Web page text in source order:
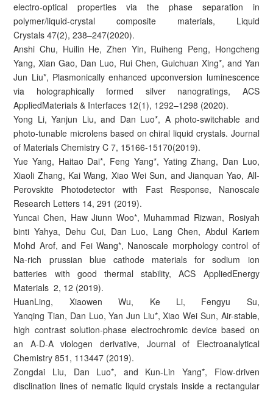
electro-optical properties via the phase separation in
polymer/liquid-crystal composite materials, Liquid
Crystals 47(2), 238–247(2020).
Anshi Chu, Huilin He, Zhen Yin, Ruiheng Peng, Hongcheng
Yang, Xian Gao, Dan Luo, Rui Chen, Guichuan Xing*, and Yan
Jun Liu*, Plasmonically enhanced upconversion luminescence
via holographically formed silver nanogratings, ACS
AppliedMaterials & Interfaces 12(1), 1292–1298 (2020).
Yong Li, Yanjun Liu, and Dan Luo*, A photo-switchable and
photo-tunable microlens based on chiral liquid crystals. Journal
of Materials Chemistry C 7, 15166-15170(2019).
Yue Yang, Haitao Dai*, Feng Yang*, Yating Zhang, Dan Luo,
Xiaoli Zhang, Kai Wang, Xiao Wei Sun, and Jianquan Yao, All-
Perovskite Photodetector with Fast Response, Nanoscale
Research Letters 14, 291 (2019).
Yuncai Chen, Haw Jiunn Woo*, Muhammad Rizwan, Rosiyah
binti Yahya, Dehu Cui, Dan Luo, Lang Chen, Abdul Kariem
Mohd Arof, and Fei Wang*, Nanoscale morphology control of
Na-rich prussian blue cathode materials for sodium ion
batteries with good thermal stability, ACS AppliedEnergy
Materials 2, 12 (2019).
HuanLing, Xiaowen Wu, Ke Li, Fengyu Su,
Yanqing Tian, Dan Luo, Yan Jun Liu*, Xiao Wei Sun, Air-stable,
high contrast solution-phase electrochromic device based on
an A-D-A viologen derivative, Journal of Electroanalytical
Chemistry 851, 113447 (2019).
Zongdai Liu, Dan Luo*, and Kun-Lin Yang*, Flow-driven
disclination lines of nematic liquid crystals inside a rectangular